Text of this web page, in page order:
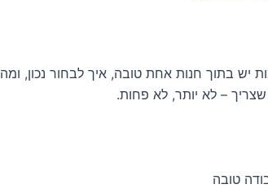
יש בתוך חנות אחת טובה, איך לבחור נכון, ומה
– לא יותר, לא פחות.
טובה